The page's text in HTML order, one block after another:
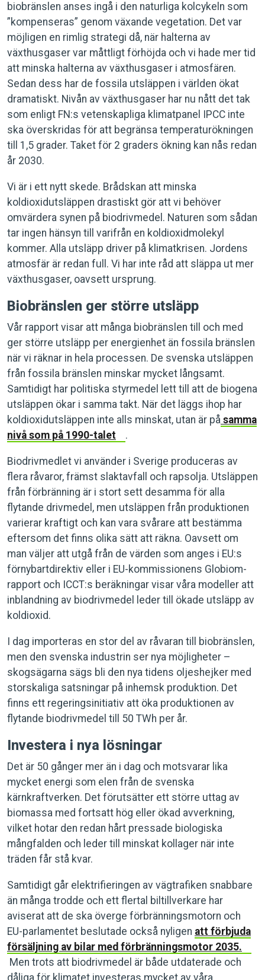
biobränslen anses ingå i den naturliga kolcykeln som
”kompenseras” genom växande vegetation. Det var
möjligen en rimlig strategi då, när halterna av
växthusgaser var måttligt förhöjda och vi hade mer tid
att minska halterna av växthusgaser i atmosfären.
Sedan dess har de fossila utsläppen i världen ökat
dramatiskt. Nivån av växthusgaser har nu nått det tak
som enligt FN:s vetenskapliga klimatpanel IPCC inte
ska överskridas för att begränsa temperaturökningen
till 1,5 grader. Taket för 2 graders ökning kan nås redan
år 2030.
Vi är i ett nytt skede. Brådskan att minska
koldioxidutsläppen drastiskt gör att vi behöver
omvärdera synen på biodrivmedel. Naturen som sådan
tar ingen hänsyn till varifrån en koldioxidmolekyl
kommer. Alla utsläpp driver på klimatkrisen. Jordens
atmosfär är redan full. Vi har inte råd att släppa ut mer
växthusgaser, oavsett ursprung.
Biobränslen ger större utsläpp
Vår rapport visar att många biobränslen till och med
ger större utsläpp per energienhet än fossila bränslen
när vi räknar in hela processen. De svenska utsläppen
från fossila bränslen minskar mycket långsamt.
Samtidigt har politiska styrmedel lett till att de biogena
utsläppen ökar i samma takt. När det läggs ihop har
koldioxidutsläppen inte alls minskat, utan är på samma
nivå som på 1990-talet
.
Biodrivmedlet vi använder i Sverige produceras av
flera råvaror, främst slaktavfall och rapsolja. Utsläppen
från förbränning är i stort sett desamma för alla
flytande drivmedel, men utsläppen från produktionen
varierar kraftigt och kan vara svårare att bestämma
eftersom det finns olika sätt att räkna. Oavsett om
man väljer att utgå från de värden som anges i EU:s
förnybartdirektiv eller i EU-kommissionens Globiom-
rapport och ICCT:s beräkningar visar våra modeller att
inblandning av biodrivmedel leder till ökade utsläpp av
koldioxid.
I dag importeras en stor del av råvaran till biobränslen,
men den svenska industrin ser nya möjligheter –
skogsägarna sägs bli den nya tidens oljeshejker med
storskaliga satsningar på inhemsk produktion. Det
finns ett regeringsinitiativ att öka produktionen av
flytande biodrivmedel till 50 TWh per år.
Investera i nya lösningar
Det är 50 gånger mer än i dag och motsvarar lika
mycket energi som elen från de svenska
kärnkraftverken. Det förutsätter ett större uttag av
biomassa med fortsatt hög eller ökad avverkning,
vilket hotar den redan hårt pressade biologiska
mångfalden och leder till minskat kollager när inte
träden får stå kvar.
Samtidigt går elektrifieringen av vägtrafiken snabbare
än många trodde och ett flertal biltillverkare har
aviserat att de ska överge förbränningsmotorn och
EU-parlamentet beslutade också nyligen att förbjuda
försäljning av bilar med förbränningsmotor 2035.
Men trots att biodrivmedel är både utdaterade och
dåliga för klimatet investeras mycket av våra